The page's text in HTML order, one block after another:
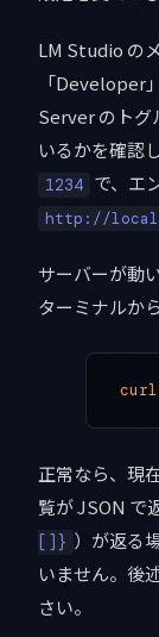
LM Studio の
「Developer
Server のトグ
いるかを確認
1234 で、エ
http://
サーバーが動
ターミナルか
curl
正常なら、現
覧が JSON で
[]} ）が返る
いません。後
さい。